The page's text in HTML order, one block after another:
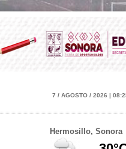
7 / AGOSTO / 2026 |
Hermosillo, Sonora